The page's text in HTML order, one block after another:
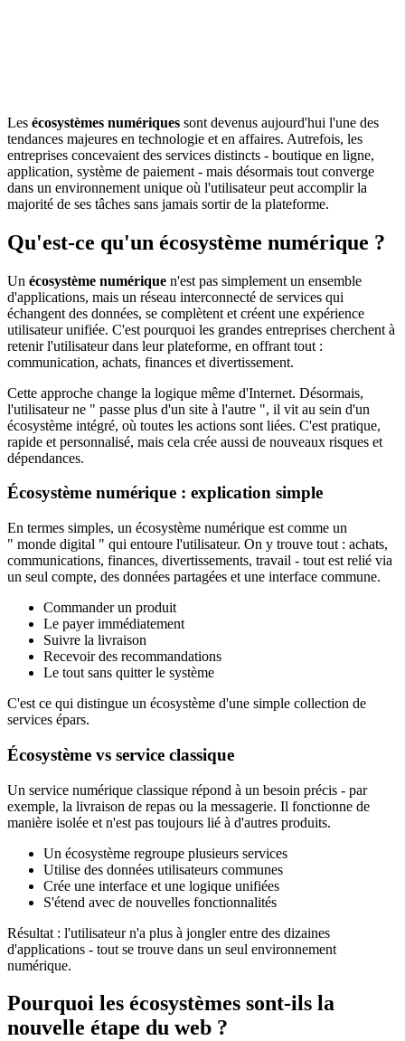
Les écosystèmes numériques sont devenus aujourd'hui l'une des
tendances majeures en technologie et en affaires. Autrefois, les
entreprises concevaient des services distincts - boutique en ligne,
application, système de paiement - mais désormais tout converge
dans un environnement unique où l'utilisateur peut accomplir la
majorité de ses tâches sans jamais sortir de la plateforme.
Qu'est-ce qu'un écosystème numérique ?
Un écosystème numérique n'est pas simplement un ensemble
d'applications, mais un réseau interconnecté de services qui
échangent des données, se complètent et créent une expérience
utilisateur unifiée. C'est pourquoi les grandes entreprises cherchent à
retenir l'utilisateur dans leur plateforme, en offrant tout :
communication, achats, finances et divertissement.
Cette approche change la logique même d'Internet. Désormais,
l'utilisateur ne " passe plus d'un site à l'autre ", il vit au sein d'un
écosystème intégré, où toutes les actions sont liées. C'est pratique,
rapide et personnalisé, mais cela crée aussi de nouveaux risques et
dépendances.
Écosystème numérique : explication simple
En termes simples, un écosystème numérique est comme un
" monde digital " qui entoure l'utilisateur. On y trouve tout : achats,
communications, finances, divertissements, travail - tout est relié via
un seul compte, des données partagées et une interface commune.
Commander un produit
Le payer immédiatement
Suivre la livraison
Recevoir des recommandations
Le tout sans quitter le système
C'est ce qui distingue un écosystème d'une simple collection de
services épars.
Écosystème vs service classique
Un service numérique classique répond à un besoin précis - par
exemple, la livraison de repas ou la messagerie. Il fonctionne de
manière isolée et n'est pas toujours lié à d'autres produits.
Un écosystème regroupe plusieurs services
Utilise des données utilisateurs communes
Crée une interface et une logique unifiées
S'étend avec de nouvelles fonctionnalités
Résultat : l'utilisateur n'a plus à jongler entre des dizaines
d'applications - tout se trouve dans un seul environnement
numérique.
Pourquoi les écosystèmes sont-ils la
nouvelle étape du web ?